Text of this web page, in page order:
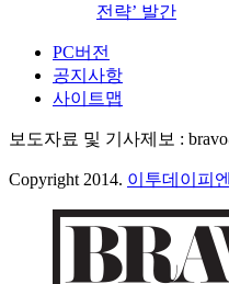
전략’ 발간
PC버전
공지사항
사이트맵
보도자료 및 기사제보 :
Copyright 2014. 이투데이피